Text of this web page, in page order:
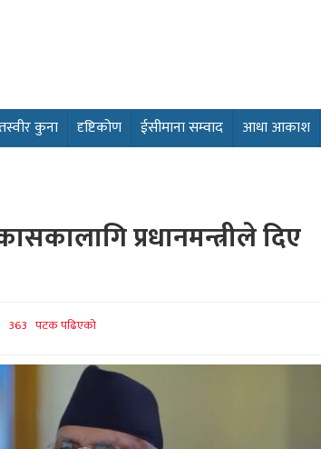
कुना दृष्टिकोण ईसीमाना सम्वाद आधा आकाश
प्रधानमन्त्रीले दिए
363 पटक पढिएको